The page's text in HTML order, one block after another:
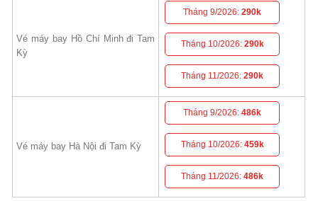
Vé máy bay Hồ Chí Minh đi Tam
Kỳ
Tháng 9/2026:290k
Tháng 10/2026: 290k
Tháng 11/2026:290k
Vé máy bay Hà Nội đi Tam Kỳ
Tháng 9/2026:486k
Tháng 10/2026: 459k
Tháng 11/2026:486k